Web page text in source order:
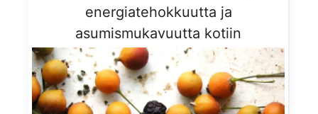
energiatehokkuutta ja
asumismukavuutta kotiin